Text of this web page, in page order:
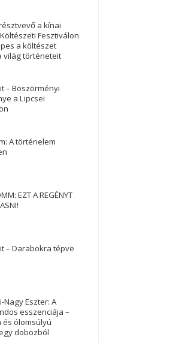
a kínai
Fesztiválon
a költészet
világ történeteit
– Böszörményi
a Lipcsei
A történelem
EZT A REGÉNYT
– Darabokra tépve
Nagy Eszter: A
esszenciája –
és ólomsúlyú
dobozból